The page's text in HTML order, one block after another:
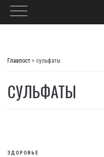
Главпост > сульфаты
СУЛЬФАТЫ
ЗДОРОВЬЕ